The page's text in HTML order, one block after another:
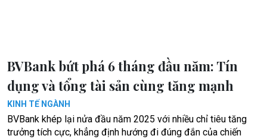
BVBank bứt phá 6 tháng đầu năm: Tín
dụng và tổng tài sản cùng tăng mạnh
KINH TẾ NGÀNH
BVBank khép lại nửa đầu năm 2025 với nhiều chỉ tiêu tăng
trưởng tích cực, khẳng định hướng đi đúng đắn của chiến